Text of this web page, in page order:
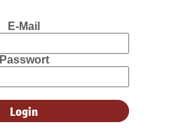
E-Mail
Passwort